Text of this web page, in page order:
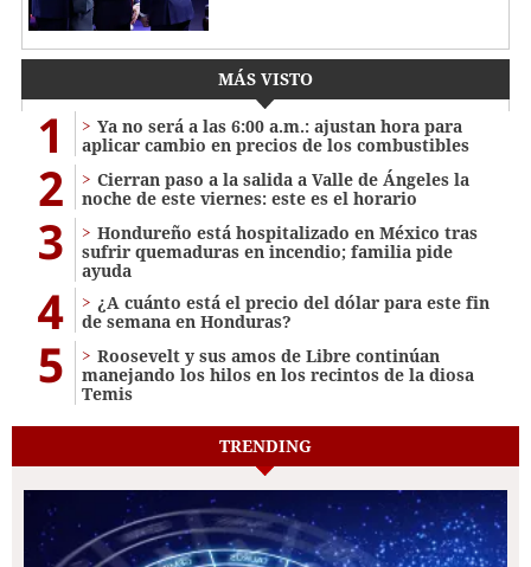
MÁS VISTO
1
Ya no será a las 6:00 a.m.: ajustan hora para
aplicar cambio en precios de los combustibles
2
Cierran paso a la salida a Valle de Ángeles la
noche de este viernes: este es el horario
3
Hondureño está hospitalizado en México tras
sufrir quemaduras en incendio; familia pide
ayuda
4
¿A cuánto está el precio del dólar para este fin
de semana en Honduras?
5
Roosevelt y sus amos de Libre continúan
manejando los hilos en los recintos de la diosa
Temis
TRENDING